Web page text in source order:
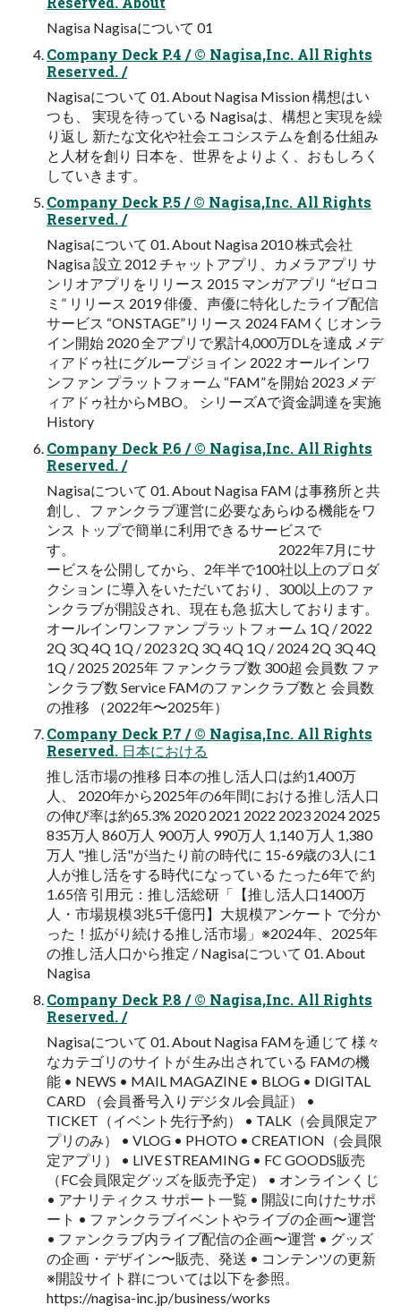
Nagisa Nagisaについて 01
Company Deck P.4 / © Nagisa,Inc. All Rights
Reserved. /
Nagisaについて 01. About Nagisa Mission 構想はい
つも、 実現を待っている Nagisaは、構想と実現を繰
り返し 新たな文化や社会エコシステムを創る仕組み
と人材を創り 日本を、世界をよりよく、おもしろく
していきます。
Company Deck P.5 / © Nagisa,Inc. All Rights
Reserved. /
Nagisaについて 01. About Nagisa 2010 株式会社
Nagisa 設立 2012 チャットアプリ、カメラアプリ サ
ンリオアプリをリリース 2015 マンガアプリ “ゼロコ
ミ” リリース 2019 俳優、声優に特化したライブ配信
サービス “ONSTAGE”リリース 2024 FAMくじオンラ
イン開始 2020 全アプリで累計4,000万DLを達成 メデ
ィアドゥ社にグループジョイン 2022 オールインワ
ンファン プラットフォーム “FAM”を開始 2023 メデ
ィアドゥ社からMBO。 シリーズAで資金調達を実施
History
Company Deck P.6 / © Nagisa,Inc. All Rights
Reserved. /
Nagisaについて 01. About Nagisa FAM は事務所と共
創し、ファンクラブ運営に必要なあらゆる機能をワ
ンス トップで簡単に利用できるサービスで
す。 2022年7月にサ
ービスを公開してから、2年半で100社以上のプロダ
クション に導入をいただいており、300以上のファ
ンクラブが開設され、現在も急 拡大しております。
オールインワンファン プラットフォーム 1Q / 2022
2Q 3Q 4Q 1Q / 2023 2Q 3Q 4Q 1Q / 2024 2Q 3Q 4Q
1Q / 2025 2025年 ファンクラブ数 300超 会員数 ファ
ンクラブ数 Service FAMのファンクラブ数と 会員数
の推移 （2022年〜2025年）
Company Deck P.7 / © Nagisa,Inc. All Rights
Reserved. 日本における
推し活市場の推移 日本の推し活人口は約1,400万
人、 2020年から2025年の6年間における推し活人口
の伸び率は約65.3% 2020 2021 2022 2023 2024 2025
835万人 860万人 900万人 990万人 1,140 万人 1,380
万人 "推し活"が当たり前の時代に 15-69歳の3人に1
人が推し活をする時代になっている たった6年で 約
1.65倍 引用元：推し活総研「【推し活人口1400万
人・市場規模3兆5千億円】大規模アンケート で分か
った！拡がり続ける推し活市場」※2024年、2025年
の推し活人口から推定 / Nagisaについて 01. About
Nagisa
Company Deck P.8 / © Nagisa,Inc. All Rights
Reserved. /
Nagisaについて 01. About Nagisa FAMを通じて 様々
なカテゴリのサイトが 生み出されている FAMの機
能 • NEWS • MAIL MAGAZINE • BLOG • DIGITAL
CARD （会員番号入りデジタル会員証） •
TICKET（イベント先行予約） • TALK（会員限定ア
プリのみ） • VLOG • PHOTO • CREATION（会員限
定アプリ） • LIVE STREAMING • FC GOODS販売
（FC会員限定グッズを販売予定） • オンラインくじ
• アナリティクス サポート一覧 • 開設に向けたサポ
ート • ファンクラブイベントやライブの企画〜運営
• ファンクラブ内ライブ配信の企画〜運営 • グッズ
の企画・デザイン〜販売、発送 • コンテンツの更新
※開設サイト群については以下を参照。
https://nagisa-inc.jp/business/works